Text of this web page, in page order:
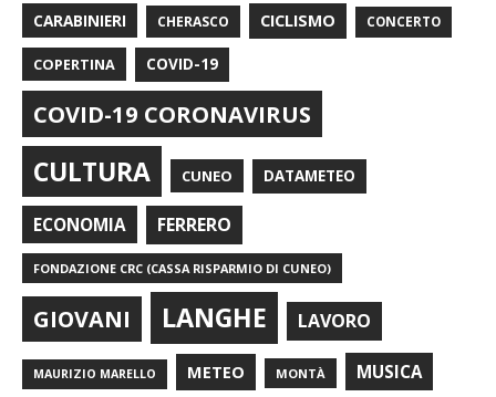
CARABINIERI CHERASCO CICLISMO CONCERTO
COPERTINA COVID-19
COVID-19 CORONAVIRUS
CULTURA CUNEO DATAMETEO
ECONOMIA FERRERO
FONDAZIONE CRC (CASSA RISPARMIO DI CUNEO)
GIOVANI LANGHE LAVORO
MAURIZIO MARELLO METEO MONTÀ MUSICA